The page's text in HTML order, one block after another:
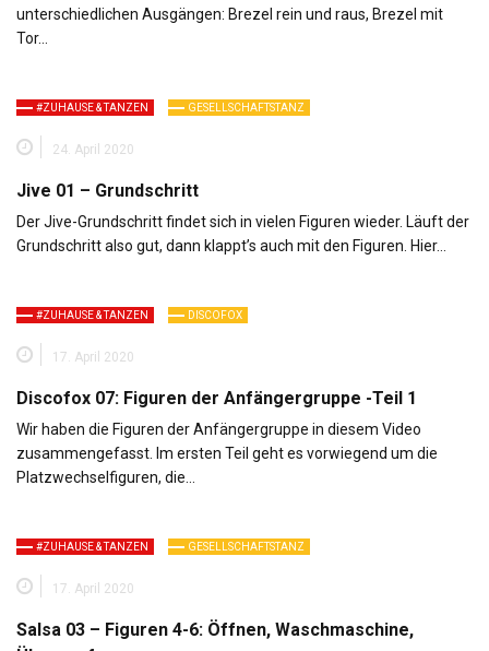
unterschiedlichen Ausgängen: Brezel rein und raus, Brezel mit
Tor…
#ZUHAUSE & TANZEN GESELLSCHAFTSTANZ
24. April 2020
Jive 01 – Grundschritt
Der Jive-Grundschritt findet sich in vielen Figuren wieder. Läuft der
Grundschritt also gut, dann klappt’s auch mit den Figuren. Hier…
#ZUHAUSE & TANZEN DISCOFOX
17. April 2020
Discofox 07: Figuren der Anfängergruppe -Teil 1
Wir haben die Figuren der Anfängergruppe in diesem Video
zusammengefasst. Im ersten Teil geht es vorwiegend um die
Platzwechselfiguren, die…
#ZUHAUSE & TANZEN GESELLSCHAFTSTANZ
17. April 2020
Salsa 03 – Figuren 4-6: Öffnen, Waschmaschine,